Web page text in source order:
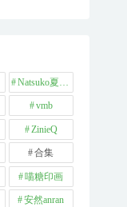
Natsuko夏夏子
vmb
ZinieQ
合集
喵糖印画
安然anran